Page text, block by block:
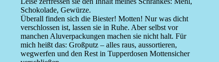
Schokolade, Gewürze.
Überall finden sich die Biester! Motten! Nur was dicht
verschlossen ist, lassen sie in Ruhe. Aber selbst vor
manchen Aluverpackungen machen sie nicht halt. Für
mich heißt das: Großputz – alles raus, aussortieren,
wegwerfen und den Rest in Tupperdosen Mottensicher